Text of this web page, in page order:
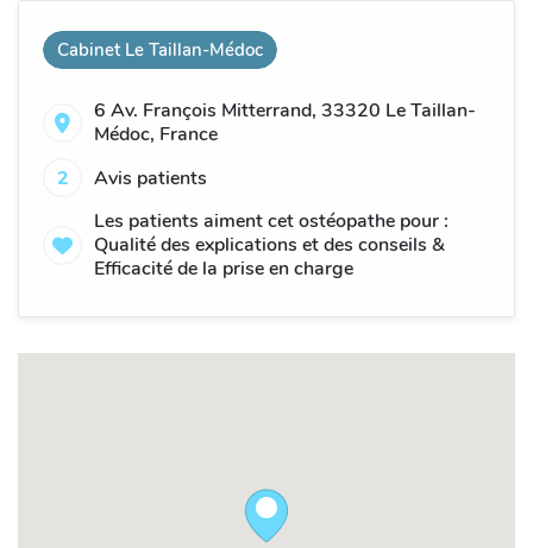
Cabinet Le Taillan-Médoc
6 Av. François Mitterrand, 33320 Le Taillan-
Médoc, France
2
Avis patients
Les patients aiment cet ostéopathe pour :
Qualité des explications et des conseils &
Efficacité de la prise en charge